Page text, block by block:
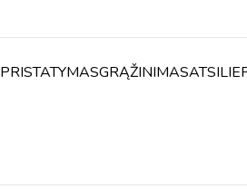
PRISTATYMASGRĄŽINIMAS